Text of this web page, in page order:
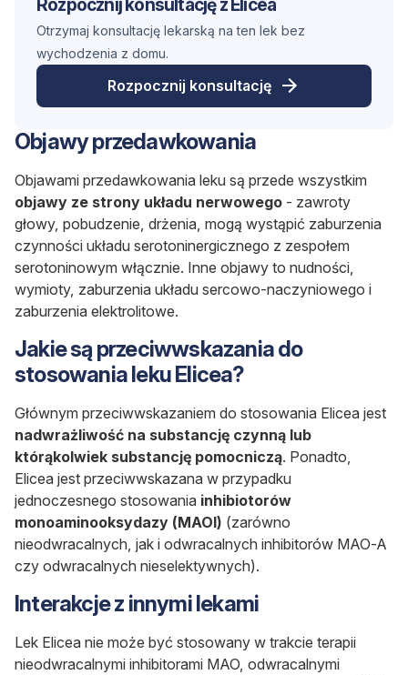
Otrzymaj konsultację lekarską na ten lek bez
wychodzenia z domu.
Rozpocznij konsultację
Objawy przedawkowania
Objawami przedawkowania leku są przede wszystkim
objawy ze strony układu nerwowego - zawroty
głowy, pobudzenie, drżenia, mogą wystąpić zaburzenia
czynności układu serotoninergicznego z zespołem
serotoninowym włącznie. Inne objawy to nudności,
wymioty, zaburzenia układu sercowo-naczyniowego i
zaburzenia elektrolitowe.
Jakie są przeciwwskazania do
stosowania leku Elicea?
Głównym przeciwwskazaniem do stosowania Elicea jest
nadwrażliwość na substancję czynną lub
którąkolwiek substancję pomocniczą. Ponadto,
Elicea jest przeciwwskazana w przypadku
jednoczesnego stosowania inhibiotorów
monoaminooksydazy (MAOI) (zarówno
nieodwracalnych, jak i odwracalnych inhibitorów MAO-A
czy odwracalnych nieselektywnych).
Interakcje z innymi lekami
Lek Elicea nie może być stosowany w trakcie terapii
nieodwracalnymi inhibitorami MAO, odwracalnymi